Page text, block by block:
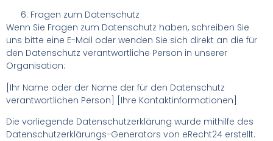
Fragen zum Datenschutz
Wenn Sie Fragen zum Datenschutz haben, schreiben Sie
uns bitte eine E-Mail oder wenden Sie sich direkt an die für
den Datenschutz verantwortliche Person in unserer
Organisation:
[Ihr Name oder der Name der für den Datenschutz
verantwortlichen Person] [Ihre Kontaktinformationen]
Die vorliegende Datenschutzerklärung wurde mithilfe des
Datenschutzerklärungs-Generators von eRecht24 erstellt.